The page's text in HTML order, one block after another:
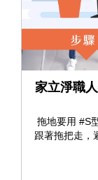
家立淨職
拖地要用 #S
跟著拖把走，